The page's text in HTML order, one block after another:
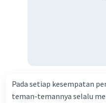
Pada setiap kesempatan
teman-temannya selalu